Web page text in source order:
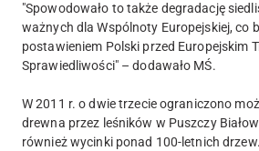
"Spowodowało to także degradację
ważnych dla Wspólnoty Europejskiej, co
postawieniem Polski przed Europejskim
Sprawiedliwości" – dodawało MŚ.
W 2011 r. o dwie trzecie ograniczono
drewna przez leśników w Puszczy
również wycinki ponad 100-letnich